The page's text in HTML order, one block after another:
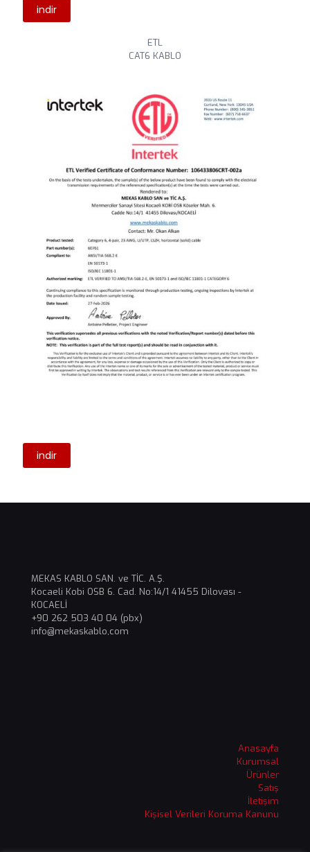
indir
ETL
CAT6 KABLO
indir
MEKAS KABLO SAN. ve TİC. A.Ş.
Kocaeli Kobi OSB 6. Cad. No:14/1 41455 Dilovası -
KOCAELİ
+90 262 503 40 04 (pbx)
info@mekaskablo,com
Anasayfa
Kurumsal
Ürünler
Satış
İletişim
Kişisel Verileri Koruma Kanunu